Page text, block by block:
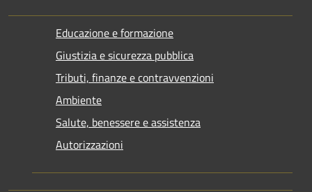
Educazione e formazione
Giustizia e sicurezza pubblica
Tributi, finanze e contravvenzioni
Ambiente
Salute, benessere e assistenza
Autorizzazioni